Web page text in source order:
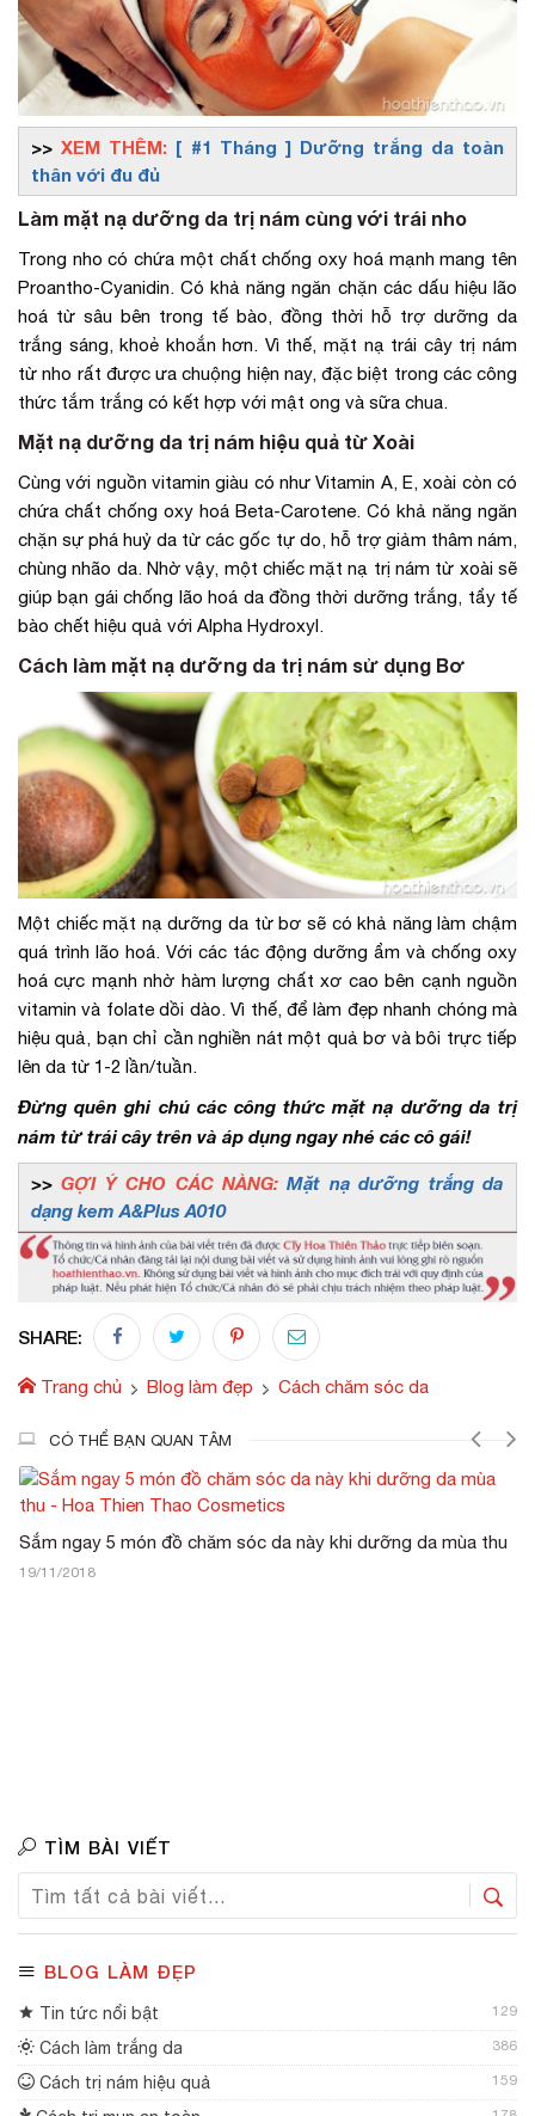
>> XEM THÊM: [ #1 Tháng ] Dưỡng trắng da toàn
thân với đu đủ
Làm mặt nạ dưỡng da trị nám cùng với trái nho
Trong nho có chứa một chất chống oxy hoá mạnh mang tên
Proantho-Cyanidin. Có khả năng ngăn chặn các dấu hiệu lão
hoá từ sâu bên trong tế bào, đồng thời hỗ trợ dưỡng da
trắng sáng, khoẻ khoắn hơn. Vì thế, mặt nạ trái cây trị nám
từ nho rất được ưa chuộng hiện nay, đặc biệt trong các công
thức tắm trắng có kết hợp với mật ong và sữa chua.
Mặt nạ dưỡng da trị nám hiệu quả từ Xoài
Cùng với nguồn vitamin giàu có như Vitamin A, E, xoài còn có
chứa chất chống oxy hoá Beta-Carotene. Có khả năng ngăn
chặn sự phá huỷ da từ các gốc tự do, hỗ trợ giảm thâm nám,
chùng nhão da. Nhờ vậy, một chiếc mặt nạ trị nám từ xoài sẽ
giúp bạn gái chống lão hoá da đồng thời dưỡng trắng, tẩy tế
bào chết hiệu quả với Alpha Hydroxyl.
Cách làm mặt nạ dưỡng da trị nám sử dụng Bơ
Một chiếc mặt nạ dưỡng da từ bơ sẽ có khả năng làm chậm
quá trình lão hoá. Với các tác động dưỡng ẩm và chống oxy
hoá cực mạnh nhờ hàm lượng chất xơ cao bên cạnh nguồn
vitamin và folate dồi dào. Vì thế, để làm đẹp nhanh chóng mà
hiệu quả, bạn chỉ cần nghiền nát một quả bơ và bôi trực tiếp
lên da từ 1-2 lần/tuần.
Đừng quên ghi chú các công thức mặt nạ dưỡng da trị
nám từ trái cây trên và áp dụng ngay nhé các cô gái!
>>GỢI Ý CHO CÁC NÀNG: Mặt nạ dưỡng trắng da
dạng kem A&Plus A010
SHARE:
Trang chủ Blog làm đẹp Cách chăm sóc da
CÓ THỂ BẠN QUAN TÂM
Sắm ngay 5 món đồ chăm sóc da này khi dưỡng da mùa thu
19/11/2018
TÌM BÀI VIẾT
BLOG LÀM ĐẸP
Tin tức nổi bật 129
Cách làm trắng da 386
Cách trị nám hiệu quả 159